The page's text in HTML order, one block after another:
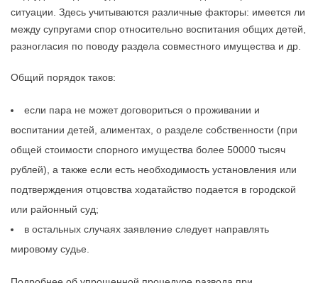
ситуации. Здесь учитываются различные факторы: имеется ли
между супругами спор относительно воспитания общих детей,
разногласия по поводу раздела совместного имущества и др.
Общий порядок таков:
если пара не может договориться о проживании и
воспитании детей, алиментах, о разделе собственности (при
общей стоимости спорного имущества более 50000 тысяч
рублей), а также если есть необходимость установления или
подтверждения отцовства ходатайство подается в городской
или районный суд;
в остальных случаях заявление следует направлять
мировому судье.